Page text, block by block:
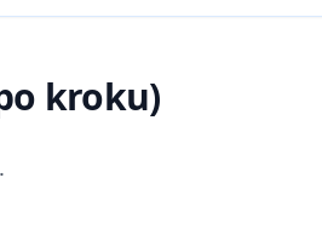
kroku)